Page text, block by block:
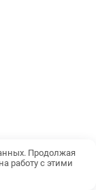
Продолжая
работу с этими